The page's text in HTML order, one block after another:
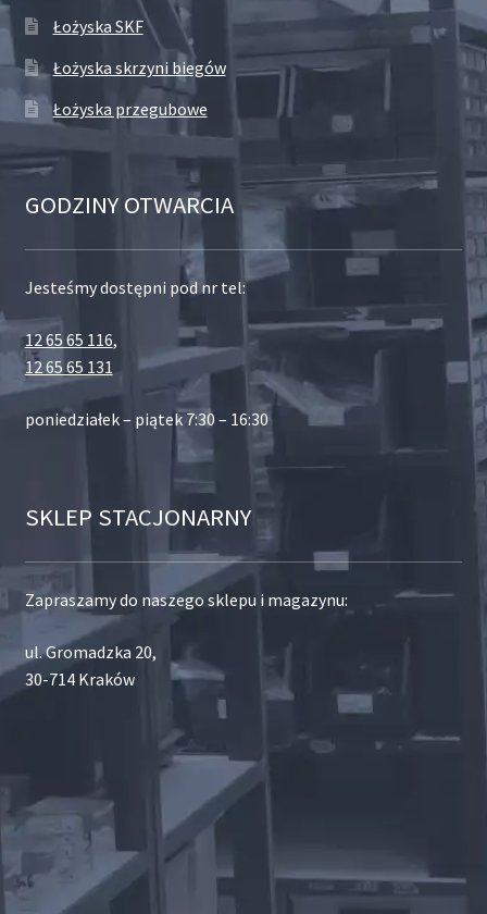
Łożyska SKF
Łożyska skrzyni biegów
Łożyska przegubowe
GODZINY OTWARCIA
Jesteśmy dostępni pod nr tel:
12 65 65 116,
12 65 65 131
poniedziałek – piątek 7:30 – 16:30
SKLEP STACJONARNY
Zapraszamy do naszego sklepu i magazynu:
ul. Gromadzka 20,
30-714 Kraków